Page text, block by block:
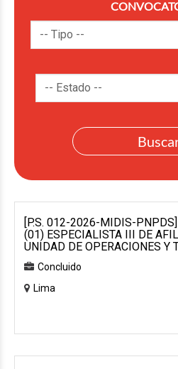
[P.S. 012-2026-MIDIS-
(01) ESPECIALISTA III DE
UNIDAD DE OPERACIONES Y
Concluido
Lima